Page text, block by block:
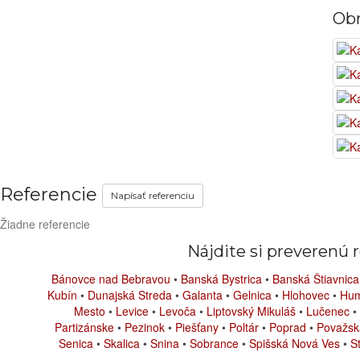
Referencie Napísať referenciu
Žiadne referencie
Nájdite si preverenú
Bánovce nad Bebravou • Banská Bystrica • Banská Štiavnica
Kubín • Dunajská Streda • Galanta • Gelnica • Hlohovec •
Mesto • Levice • Levoča • Liptovský Mikuláš • Lučenec •
Partizánske • Pezinok • Piešťany • Poltár • Poprad •
Senica • Skalica • Snina • Sobrance • Spišská Nová Ves •